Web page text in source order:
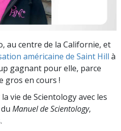
au centre de la Californie, et
américaine de Saint Hill à
gagnant pour elle, parce
gros en cours !
vie de Scientology avec les
du Manuel de Scientology,